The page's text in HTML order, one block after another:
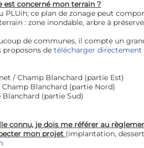
est concerné mon terrain ?
PLUih; ce plan de zonage peut
: zone inondable, arbre à
de communes, il compte un
proposons de télécharger directement
/ Champ Blanchard (partie Est)
Blanchard (partie Nord)
(partie Sud)
connu, je dois me référer au
mon projet (implantation,